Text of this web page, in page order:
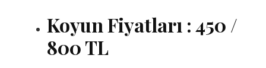
Koyun Fiyatları : 450 /
800 TL